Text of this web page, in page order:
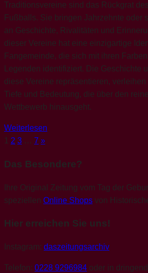
Traditionsvereine sind das Rückgrat
Fußballs. Sie bringen Jahrzehnte oder
an Geschichte, Rivalitäten und
dieser Vereine hat eine einzigartige
Fangemeinde, die sich mit ihren
Legenden identifiziert. Die Geschichte
diese Vereine repräsentieren,
Tiefe und Bedeutung, die über den
Wettbewerb hinausgeht.
Weiterlesen
Seitennummerierung
der
Beiträge
1 2 3 … 7 Nächste
»
Das Besondere?
Ihre Original Zeitung vom Tag der
speziellen Online Shops von
Hier erreichen Sie uns!
Instagram: daszeitungsarchiv
Telefon: 0228 9296984 oder in